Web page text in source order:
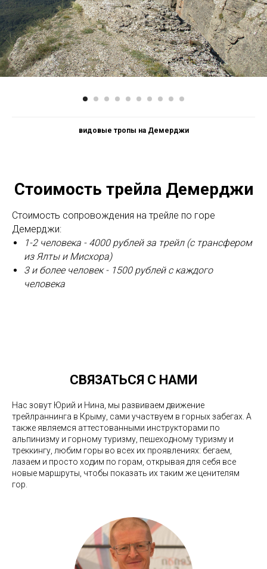
видовые тропы на Демерджи
Стоимость трейла Демерджи
Стоимость сопровождения на трейле по горе
Демерджи:
1-2 человека - 4000 рублей за трейл (с трансфером
из Ялты и Мисхора)
3 и более человек - 1500 рублей с каждого
человека
СВЯЗАТЬСЯ С НАМИ
Нас зовут Юрий и Нина, мы развиваем движение
трейлраннинга в Крыму, сами участвуем в горных забегах. А
также являемся аттестованными инструкторами по
альпинизму и горному туризму, пешеходному туризму и
треккингу, любим горы во всех их проявлениях: бегаем,
лазаем и просто ходим по горам, открывая для себя все
новые маршруты, чтобы показать их таким же ценителям
гор.